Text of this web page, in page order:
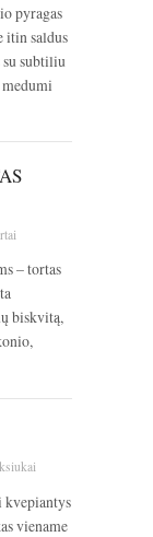
pyragas
itin saldus
subtiliu
– tortas
biskvitą,
viename